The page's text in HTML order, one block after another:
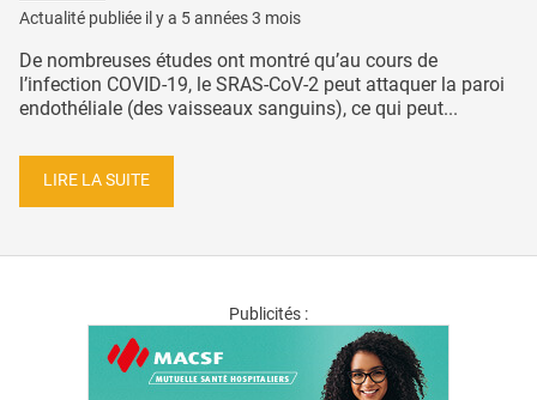
Actualité publiée il y a 5 années 3 mois
De nombreuses études ont montré qu’au cours de
l’infection COVID-19, le SRAS-CoV-2 peut attaquer la paroi
endothéliale (des vaisseaux sanguins), ce qui peut...
LIRE LA SUITE
Publicités :